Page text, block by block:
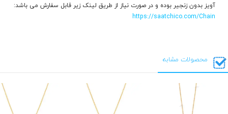
آویز بدون زنجیر بوده و در صورت نیاز از طریق لینک زیر قابل سفارش می باشد:
https://saatchico.com/Chain
محصولات مشابه